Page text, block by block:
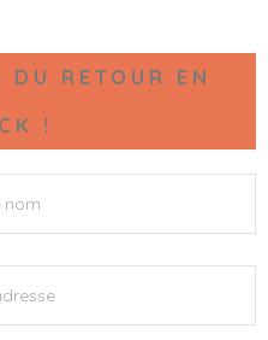
DU RETOUR EN
!